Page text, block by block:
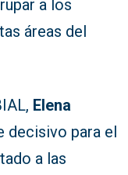
a los
áreas del
Elena
decisivo para el
a las